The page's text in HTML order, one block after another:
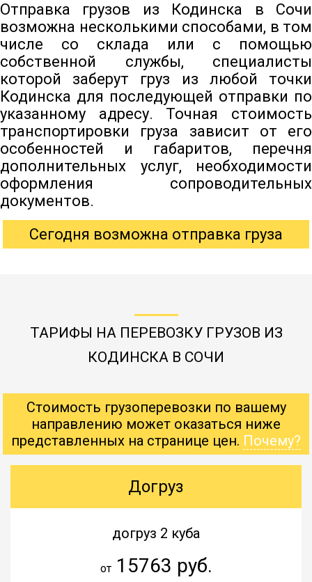
Отправка грузов из Кодинска в Сочи
возможна несколькими способами, в том
числе со склада или с помощью
собственной службы, специалисты
которой заберут груз из любой точки
Кодинска для последующей отправки по
указанному адресу. Точная стоимость
транспортировки груза зависит от его
особенностей и габаритов, перечня
дополнительных услуг, необходимости
оформления сопроводительных
документов.
Сегодня возможна отправка груза
ТАРИФЫ НА ПЕРЕВОЗКУ ГРУЗОВ ИЗ
КОДИНСКА В СОЧИ
Стоимость грузоперевозки по вашему
направлению может оказаться ниже
представленных на странице цен. Почему?
Догруз
догруз 2 куба
от15763 руб.